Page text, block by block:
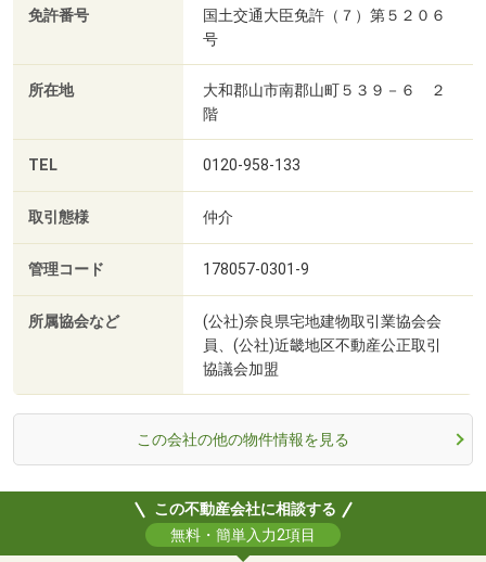
免許番号
国土交通大臣免許（７）第５２０６
号
所在地
大和郡山市南郡山町５３９－６ ２
階
TEL 0120-958-133
取引態様 仲介
管理コード 178057-0301-9
所属協会など
(公社)奈良県宅地建物取引業協会会
員、(公社)近畿地区不動産公正取引
協議会加盟
この会社の他の物件情報を見る
この不動産会社に相談する
無料・簡単入力2項目